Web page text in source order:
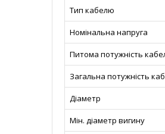
Тип кабелю
Номінальна напруга
Питома потужність
Загальна потужність
Діаметр
Мін. діаметр вигину